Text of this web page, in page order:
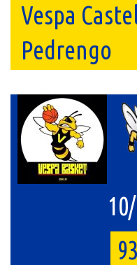
Vespa
Pedrengo
93